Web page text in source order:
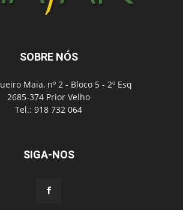
SOBRE NÓS
Maia, nº 2 - Bloco 5 - 2º Esq
2685-374 Prior Velho
Tel.: 918 732 064
SIGA-NOS